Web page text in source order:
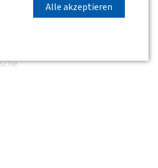
Alle akzeptieren